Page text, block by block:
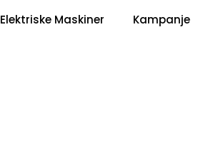
Pris
Elektriske Maskiner Kampanje